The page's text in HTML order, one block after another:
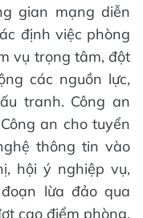
gian mạng diễn
định việc phòng
vụ trọng tâm, đột
các nguồn lực,
tranh. Công an
an cho tuyển
thông tin vào
hội ý nghiệp vụ,
lừa đảo qua
cao điểm phòng,